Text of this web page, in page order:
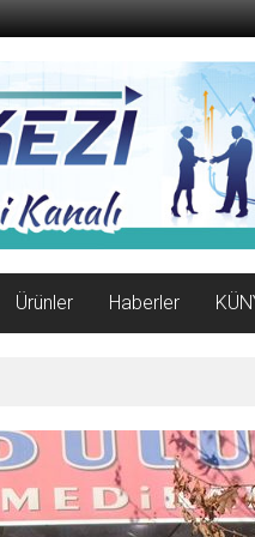
Ürünler Haberler